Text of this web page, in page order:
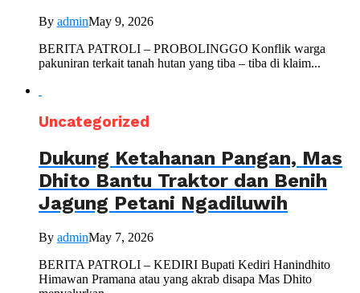
By adminMay 9, 2026
BERITA PATROLI – PROBOLINGGO Konflik warga
pakuniran terkait tanah hutan yang tiba – tiba di klaim...
Uncategorized
Dukung Ketahanan Pangan, Mas
Dhito Bantu Traktor dan Benih
Jagung Petani Ngadiluwih
By adminMay 7, 2026
BERITA PATROLI – KEDIRI Bupati Kediri Hanindhito
Himawan Pramana atau yang akrab disapa Mas Dhito